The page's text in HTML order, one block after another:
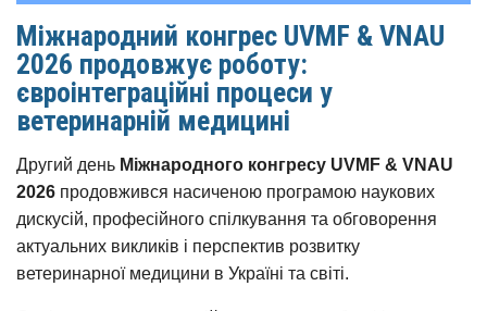
Міжнародний конгрес UVMF & VNAU
2026 продовжує роботу:
євроінтеграційні процеси у
ветеринарній медицині
Другий день Міжнародного конгресу UVMF & VNAU
2026 продовжився насиченою програмою наукових
дискусій, професійного спілкування та обговорення
актуальних викликів і перспектив розвитку
ветеринарної медицини в Україні та світі.